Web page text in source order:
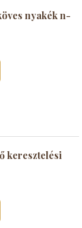
nyakék n-
keresztelési